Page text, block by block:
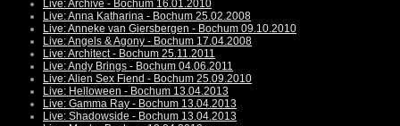
Live: Archive - Bochum 16.01.2010
Live: Anna Katharina - Bochum 25.02.2008
Live: Anneke van Giersbergen - Bochum 09.10.2010
Live: Angels & Agony - Bochum 17.04.2008
Live: Architect - Bochum 25.11.2011
Live: Andy Brings - Bochum 04.06.2011
Live: Alien Sex Fiend - Bochum 25.09.2010
Live: Helloween - Bochum 13.04.2013
Live: Gamma Ray - Bochum 13.04.2013
Live: Shadowside - Bochum 13.04.2013